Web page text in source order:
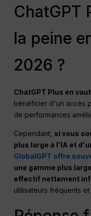
ChatGPT
la peine
2026 ?
ChatGPT Plus en
bénéficier d'un accès
de performances
Cependant, si vous
plus large à l'IA et
GlobalGPT offre
une gamme plus
effectif nettement
utilisateurs fréquents